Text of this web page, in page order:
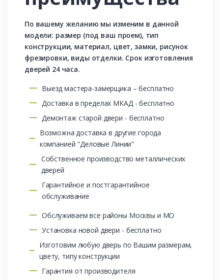
По вашему желанию мы изменим в данной
модели: размер (под ваш проем), тип
конструкции, материал, цвет, замки, рисунок
фрезировки, виды отделки. Срок изготовления
дверей 24 часа.
Выезд мастера-замерщика – бесплатно
Доставка в пределах МКАД - бесплатно
Демонтаж старой двери - бесплатно
Возможна доставка в другие города
компанией "Деловые Линии"
Собственное производство металлических
дверей
Гарантийное и постгарантийное
обслуживание
Обслуживаем все районы Москвы и МО
Установка новой двери - бесплатно
Изготовим любую дверь по Вашим размерам,
цвету, типу конструкции
Гарантия от производителя